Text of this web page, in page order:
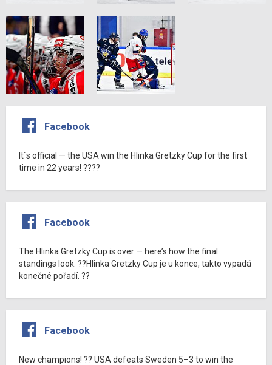
Facebook
It´s official — the USA win the Hlinka Gretzky Cup for the first
time in 22 years! ????
Facebook
The Hlinka Gretzky Cup is over — here’s how the final
standings look. ??Hlinka Gretzky Cup je u konce, takto vypadá
konečné pořadí. ??
Facebook
New champions! ?? USA defeats Sweden 5–3 to win the